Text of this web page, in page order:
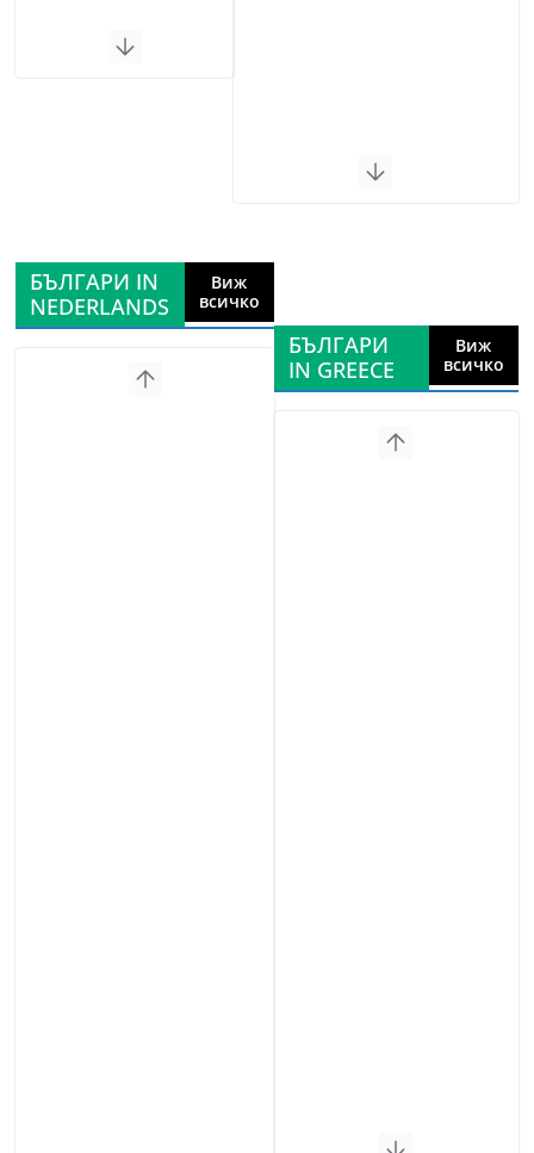
БЪЛГАРИ IN
NEDERLANDS
Виж
всичко
БЪЛГАРИ
IN GREECE
Виж
всичко